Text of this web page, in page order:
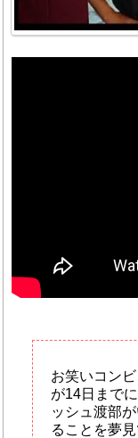
お笑いコン
が14日まで
ッシュ渡部
ることを夢